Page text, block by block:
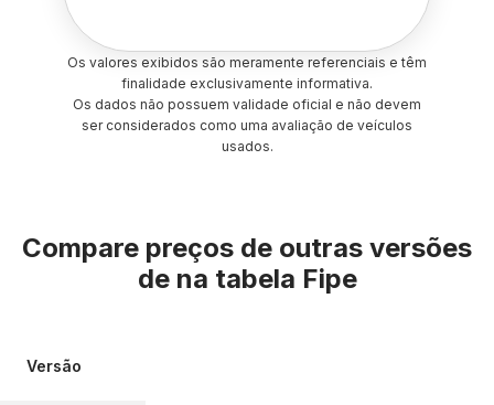
Os valores exibidos são meramente referenciais e têm
finalidade exclusivamente informativa.
Os dados não possuem validade oficial e não devem
ser considerados como uma avaliação de veículos
usados.
Compare preços de outras versões
de na tabela Fipe
Versão